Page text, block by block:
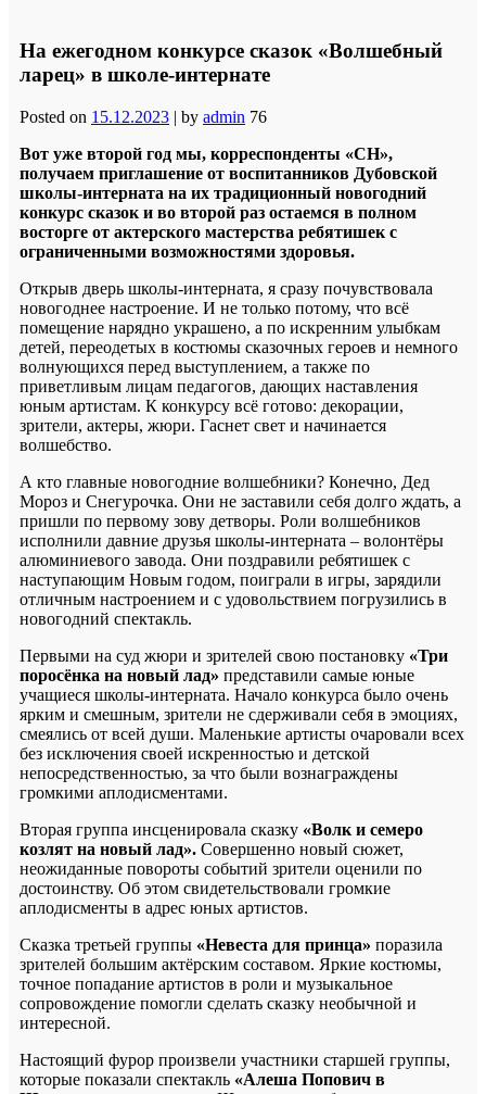
На ежегодном конкурсе сказок «Волшебный
ларец» в школе-интернате
Posted on 15.12.2023 | by admin 76
Вот уже второй год мы, корреспонденты «СН»,
получаем приглашение от воспитанников Дубовской
школы-интерната на их традиционный новогодний
конкурс сказок и во второй раз остаемся в полном
восторге от актерского мастерства ребятишек с
ограниченными возможностями здоровья.
Открыв дверь школы-интерната, я сразу почувствовала
новогоднее настроение. И не только потому, что всё
помещение нарядно украшено, а по искренним улыбкам
детей, переодетых в костюмы сказочных героев и немного
волнующихся перед выступлением, а также по
приветливым лицам педагогов, дающих наставления
юным артистам. К конкурсу всё готово: декорации,
зрители, актеры, жюри. Гаснет свет и начинается
волшебство.
А кто главные новогодние волшебники? Конечно, Дед
Мороз и Снегурочка. Они не заставили себя долго ждать, а
пришли по первому зову детворы. Роли волшебников
исполнили давние друзья школы-интерната – волонтёры
алюминиевого завода. Они поздравили ребятишек с
наступающим Новым годом, поиграли в игры, зарядили
отличным настроением и с удовольствием погрузились в
новогодний спектакль.
Первыми на суд жюри и зрителей свою постановку «Три
поросёнка на новый лад» представили самые юные
учащиеся школы-интерната. Начало конкурса было очень
ярким и смешным, зрители не сдерживали себя в эмоциях,
смеялись от всей души. Маленькие артисты очаровали всех
без исключения своей искренностью и детской
непосредственностью, за что были вознаграждены
громкими аплодисментами.
Вторая группа инсценировала сказку «Волк и семеро
козлят на новый лад». Совершенно новый сюжет,
неожиданные повороты событий зрители оценили по
достоинству. Об этом свидетельствовали громкие
аплодисменты в адрес юных артистов.
Сказка третьей группы «Невеста для принца» поразила
зрителей большим актёрским составом. Яркие костюмы,
точное попадание артистов в роли и музыкальное
сопровождение помогли сделать сказку необычной и
интересной.
Настоящий фурор произвели участники старшей группы,
которые показали спектакль «Алеша Попович в